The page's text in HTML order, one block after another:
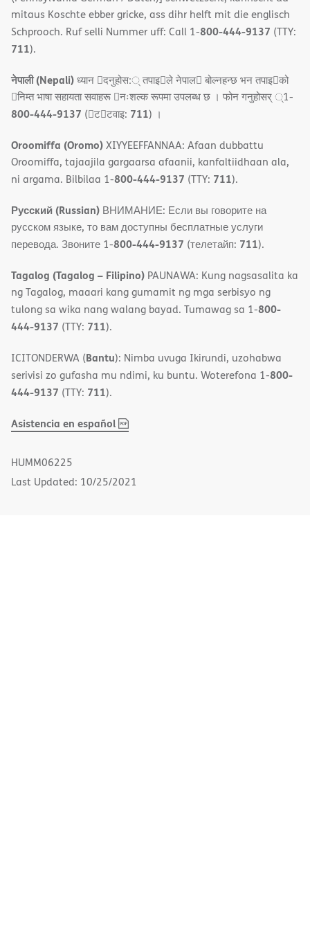
mitaus Koschte ebber gricke, ass dihr helft mit die englisch
Schprooch. Ruf selli Nummer uff: Call 1-800-444-9137 (TTY:
711).
नेपाली (Nepali)ध्यान 􀇑दनुहोस:् तपाइ􀉍ले नेपाल􀈣 बोल्नहन्छ भन तपाइ􀉍को
􀇓निम्त भाषा सहायता सवाहरू 􀇓नःशल्क रूपमा उपलब्ध छ । फोन गनुहोसर् ्1-
800-444-9137 (􀇑ट􀇑टवाइ: 711) ।
Oroomiffa (Oromo)XIYYEEFFANNAA: Afaan dubbattu
Oroomiffa, tajaajila gargaarsa afaanii, kanfaltiidhaan ala,
ni argama. Bilbilaa 1-800-444-9137 (TTY: 711).
Русский (Russian) ВНИМАНИЕ: Если вы говорите на
русском языке, то вам доступны бесплатные услуги
перевода. Звоните 1-800-444-9137 (телетайп: 711).
Tagalog (Tagalog – Filipino) PAUNAWA: Kung nagsasalita ka
ng Tagalog, maaari kang gumamit ng mga serbisyo ng
tulong sa wika nang walang bayad. Tumawag sa 1-800-
444-9137 (TTY: 711).
ICITONDERWA (Bantu): Nimba uvuga Ikirundi, uzohabwa
serivisi zo gufasha mu ndimi, ku buntu. Woterefona 1-800-
444-9137 (TTY: 711).
Asistencia en español,
(opens
HUMM06225
Last Updated: 10/25/2021